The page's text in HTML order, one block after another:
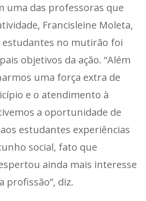
uma das professoras que
Francisleine Moleta,
estudantes no mutirão foi
objetivos da ação. “Além
uma força extra de
e o atendimento à
a oportunidade de
estudantes experiências
social, fato que
ainda mais interesse
profissão”, diz.